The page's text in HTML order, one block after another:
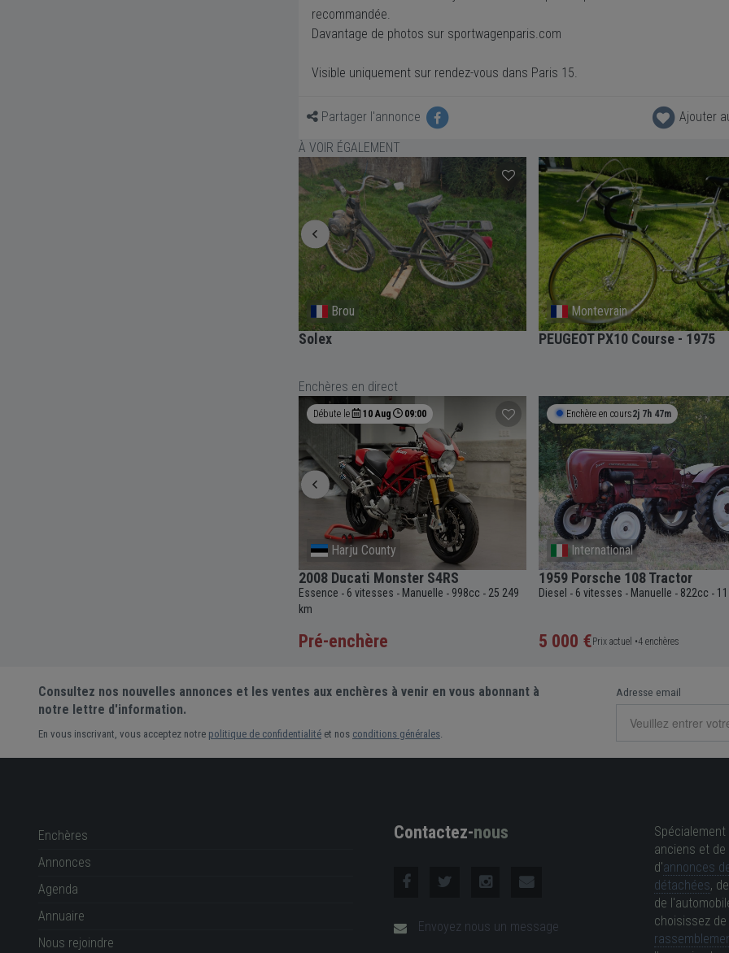
recommandée.
Davantage de photos sur sportwagenparis.com
Visible uniquement sur rendez-vous dans Paris 15.
Partager l'annonce
Ajouter
À VOIR ÉGALEMENT
Brou
Solex
Montevrain
PEUGEOT PX10 Course - 1975
Enchères en direct
Débute le 10 Aug 09:00
Harju County
2008 Ducati Monster S4RS
Essence - 6 vitesses - Manuelle - 998cc - 25 249
km
Pré-enchère
Enchère en cours2j 7h 47m
International
1959 Porsche 108 Tractor
Diesel - 6 vitesses - Manuelle - 822cc -
5 000 €Prix actuel •4 enchères
Consultez nos nouvelles annonces et les ventes aux enchères à venir en vous abonnant à
notre lettre d'information.
En vous inscrivant, vous acceptez notre politique de confidentialité et nos conditions générales
Adresse email
Enchères
Annonces
Agenda
Annuaire
Nous rejoindre
Contactez-nous
Envoyez nous un message
anciens et
d'annonces
détachées,
de
choisissez de